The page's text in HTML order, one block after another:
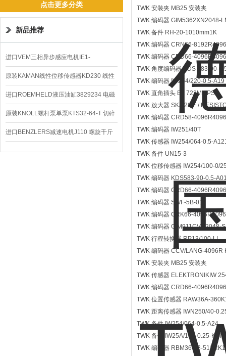
点击更多分类
新品推荐
进口VEM三相异步感应电机IE1-
K21R80G4马达
原装KAMAN线性位移传感器KD230 线性
编码器
进口ROEMHELD液压油缸3829234 电磁
阀定位器
原装KNOLL螺杆泵单泵KTS32-64-T 切碎
排屑机
进口BENZLERS减速电机J110 螺旋千斤
顶BD-58
TWK 安装夹 MB25 安装夹
TWK 编码器 GIM5362XN2048-
TWK 备件 RH-20-1010mm1K
TWK 编码器 CRN66-
TWK 编码器 CRD66-
TWK 角度编码器 KDS 583-90-
TWK 编码器 IW254/220-0.5-A19
TWK 直角插头 B1 723M 3PS
TWK 放大器 SKA 28 F /
TWK 编码器 CRD58-
TWK 编码器 IW251/40T
TWK 传感器 IW254/064-0.5-
TWK 备件 UN15-3
TWK 位移传感器 IW254/100-0/
TWK 编码器 KDS583-90-0.5-
TWK 编码器 CRD66-
TWK 编码器 SWF-5B-01
TWK 编码器 CRK66-
TWK 编码器 GIM911CVN2048-
TWK 行程转换器 RP13/100-LI
TWK 编码器 CCV/LANG-4096R
TWK 安装夹 MB25 安装夹
TWK 传感器 ELEKTRONIKIW
TWK 编码器 CRD66-
TWK 位置传感器 RAW36A-
TWK 距离传感器 IWN250/40-
TWK 备件 IW254/064-0.5-A24
TWK 备件 IW25A/100-0.25-
TWK 编码器 RBM36-08-